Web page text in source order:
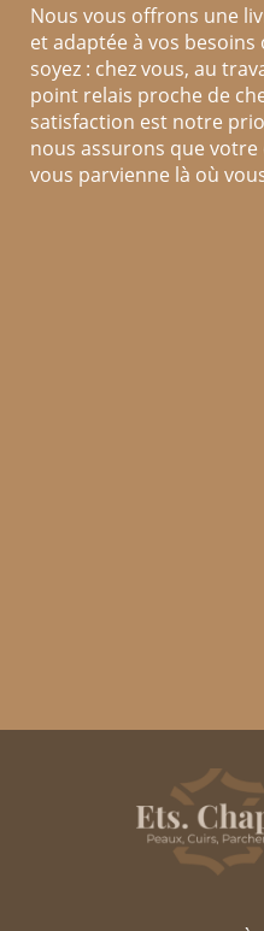
Nous vous offrons une
et adaptée à vos besoins
soyez : chez vous, au
point relais proche de
satisfaction est notre
nous assurons que
vous parvienne là où